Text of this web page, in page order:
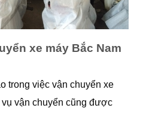
xe máy Bắc Nam
trong việc vận chuyển xe
vận chuyển cũng được